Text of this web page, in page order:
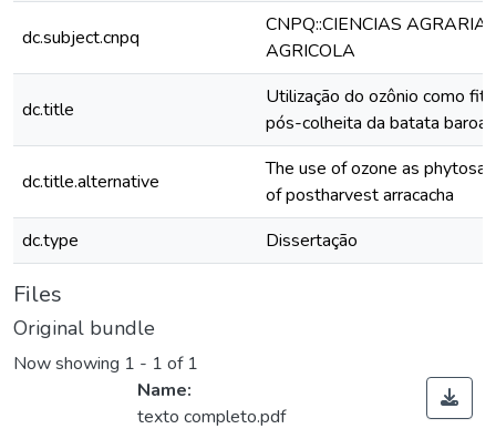
dc.subject.cnpq
CNPQ::CIENCIAS
AGRICOLA
dc.title
Utilização do ozônio como
pós-colheita da batata baroa
dc.title.alternative
The use of ozone as
of postharvest arracacha
dc.type
Dissertação
Files
Original bundle
Now showing 1 - 1 of 1
Name:
texto completo.pdf